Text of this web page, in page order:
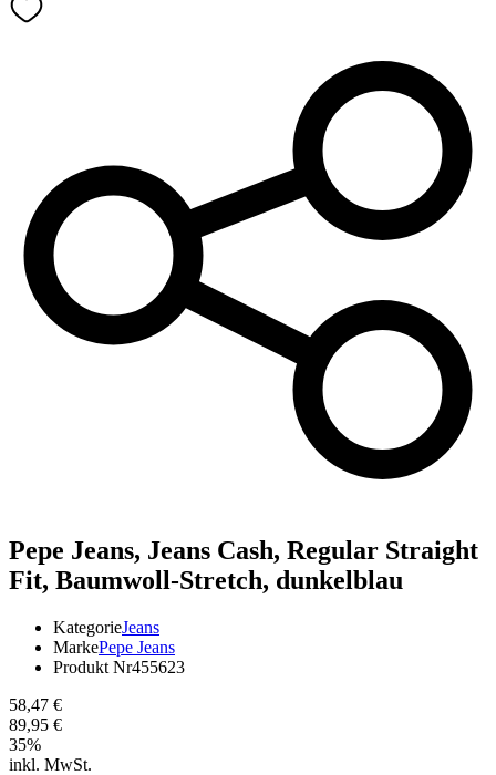
Pepe Jeans, Jeans Cash, Regular Straight
Fit, Baumwoll-Stretch, dunkelblau
KategorieJeans
MarkePepe Jeans
Produkt Nr455623
58,47 €
89,95 €
35%
inkl. MwSt.